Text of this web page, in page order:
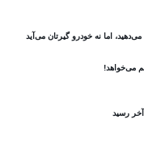
اما نه خودرو گیرتان می‌آید
می‌خواهد!
رسید